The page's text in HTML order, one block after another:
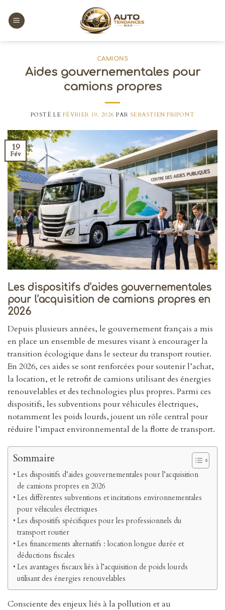
content
CAMIONS
Aides gouvernementales pour
camions propres
POSTÉ LE FÉVRIER 19, 2026 PAR SEBASTIEN FRIPONT
19
Fév
Les dispositifs d’aides gouvernementales
pour l’acquisition de camions propres en
2026
Depuis plusieurs années, le gouvernement français a mis
en place un ensemble de mesures visant à encourager la
transition écologique dans le secteur du transport routier.
En 2026, ces aides se sont renforcées pour soutenir l’achat,
la location, et le retrofit de camions utilisant des énergies
renouvelables et des technologies plus propres. Parmi ces
dispositifs, les subventions pour véhicules électriques,
notamment les poids lourds, jouent un rôle central pour
réduire l’impact environnemental de la flotte de transport.
Sommaire
Les dispositifs d’aides gouvernementales pour l’acquisition
de camions propres en 2026
Les différentes subventions et incitations environnementales
pour véhicules électriques
Les dispositifs spécifiques pour les professionnels du
transport routier
Les financements alternatifs : location longue durée et
déductions fiscales
Les avantages fiscaux liés à l’acquisition de poids lourds
utilisant des énergies renouvelables
Consciente des enjeux liés à la pollution et au